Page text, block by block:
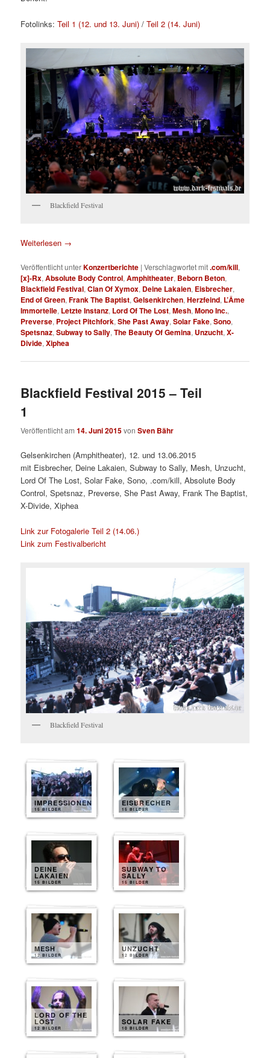
Fotolinks:Teil 1 (12. und 13. Juni) /Teil 2 (14. Juni)
Blackfield Festival
Weiterlesen →
Veröffentlicht unterKonzertberichte |Verschlagwortet mit.com/kill,
[x]-Rx,Absolute Body Control,Amphitheater, Beborn Beton,
Blackfield Festival,Clan Of Xymox, Deine Lakaien, Eisbrecher,
End of Green,Frank The Baptist,Gelsenkirchen,Herzfeind, L’Âme
Immortelle, Letzte Instanz, Lord Of The Lost,Mesh,Mono Inc.,
Preverse, Project Pitchfork,She Past Away,Solar Fake,Sono,
Spetsnaz,Subway to Sally,The Beauty Of Gemina, Unzucht,X-
Divide,Xiphea
Blackfield Festival 2015 – Teil
1
Veröffentlicht am14. Juni 2015vonSven Bähr
Gelsenkirchen (Amphitheater), 12. und 13.06.2015
mit Eisbrecher, Deine Lakaien, Subway to Sally, Mesh, Unzucht,
Lord Of The Lost, Solar Fake, Sono, .com/kill, Absolute Body
Control, Spetsnaz, Preverse, She Past Away, Frank The Baptist,
X-Divide, Xiphea
Link zur Fotogalerie Teil 2 (14.06.)
Link zum Festivalbericht
Blackfield Festival
IMPRESSIONEN
15 BILDER
EISBRECHER
15 BILDER
DEINE
LAKAIEN
15 BILDER
SUBWAY TO
SALLY
15 BILDER
MESH
12 BILDER
UNZUCHT
12 BILDER
LORD OF THE
LOST
12 BILDER
SOLAR FAKE
10 BILDER